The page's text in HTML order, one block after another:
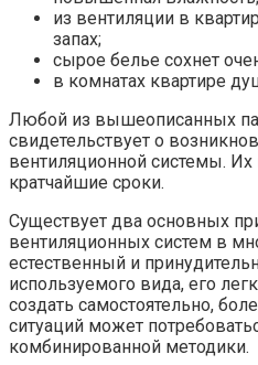
из вентиляции в
запах;
сырое белье сохнет
в комнатах квартире
Любой из вышеописанных
свидетельствует о
вентиляционной системы.
кратчайшие сроки.
Существует два основных
вентиляционных систем в
естественный и
используемого вида, его
создать самостоятельно,
ситуаций может
комбинированной методики.